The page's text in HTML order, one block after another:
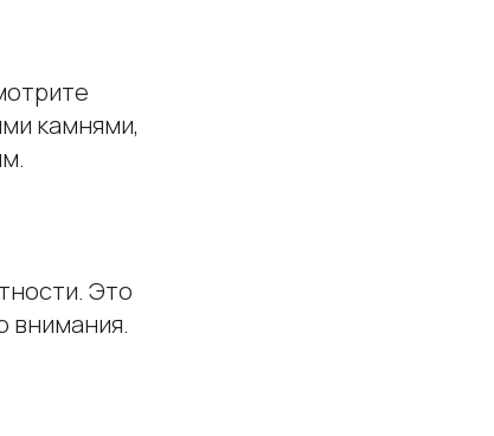
камнями,
Это
внимания.